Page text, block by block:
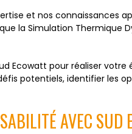
et nos connaissances
la Simulation
Ecowatt pour réaliser
potentiels, identifier les
AVEC SUD